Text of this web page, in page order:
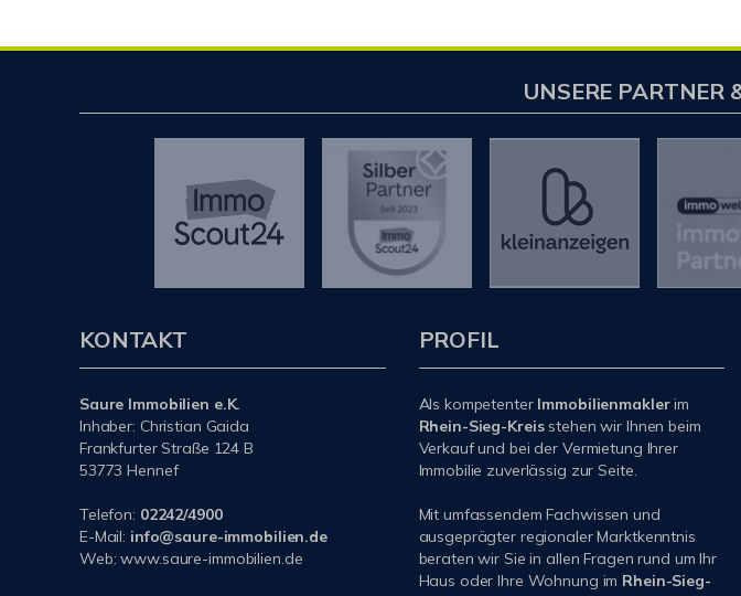
UNSERE PARTNER
KONTAKT
Saure Immobilien e.K.
Inhaber: Christian Gaida
Frankfurter Straße 124 B
53773 Hennef
Telefon: 02242/4900
E-Mail: info@saure-immobilien.de
Web: www.saure-immobilien.de
PROFIL
Als kompetenter Immobilienmaklerim
Rhein-Sieg-Kreis stehen wir Ihnen beim
Verkauf und bei der Vermietung Ihrer
Immobilie zuverlässig zur Seite.
Mit umfassendem Fachwissen und
ausgeprägter regionaler Marktkenntnis
beraten wir Sie in allen Fragen rund um Ihr
Haus oder Ihre Wohnung im Rhein-Sieg-